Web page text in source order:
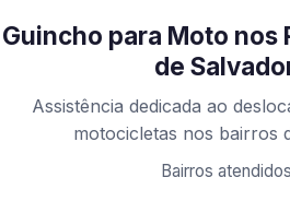
Guincho para Moto nos
de
Assistência dedicada ao
motocicletas nos bairros
Bairros